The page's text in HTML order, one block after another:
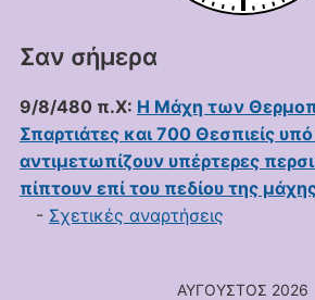
Σαν σήμερα
9/8/480 π.Χ: Η Μάχη των
Σπαρτιάτες και 700 Θεσπιείς
αντιμετωπίζουν υπέρτερες
πίπτουν επί του πεδίου της
- Σχετικές αναρτήσεις
ΑΎΓΟΥΣΤΟΣ 2026